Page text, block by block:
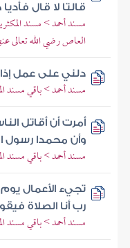
قالتا لا قال
مسند أحمد > مسند
العاص رضي الله تعالى
دلني على عمل
مسند أحمد > باقي مسند
أمرت أن أقاتل
وأن محمدا رسول
مسند أحمد > باقي مسند
تجيء الأعمال
رب أنا الصلاة
مسند أحمد > باقي مسند